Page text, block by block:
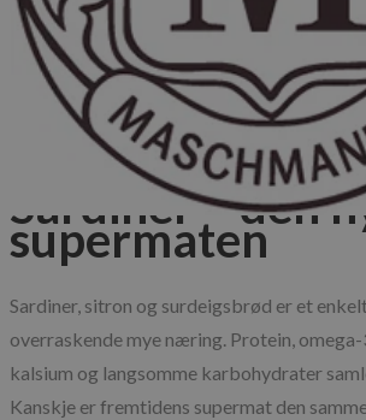
Blog
Published: 22.06.2026
OppskrifterRåvarer Guider
Sardiner – den
supermaten
Sardiner, sitron og surdeigsbrød er et
overraskende mye næring. Protein,
kalsium og langsomme karbohydrater
Kanskje er fremtidens supermat den